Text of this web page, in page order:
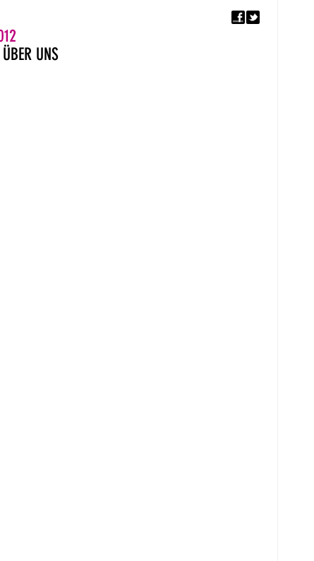
5. EUROPÄISCHER
ÜBER UNS